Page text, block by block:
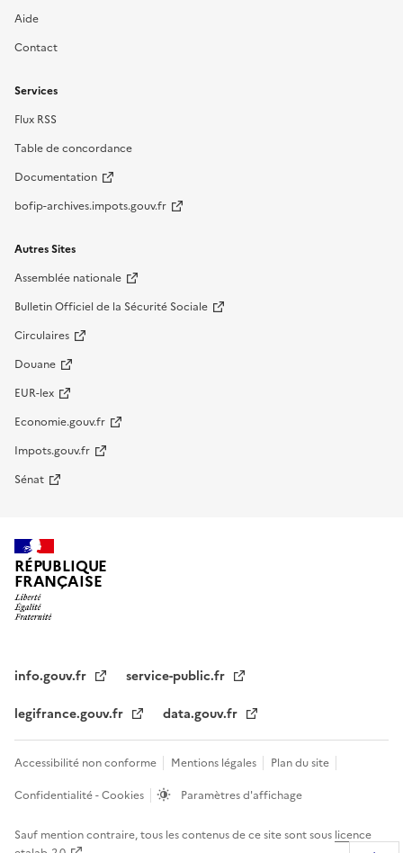
Aide
Contact
Services
Flux RSS
Table de concordance
Documentation
bofip-archives.impots.gouv.fr
Autres Sites
Assemblée nationale
Bulletin Officiel de la Sécurité Sociale
Circulaires
Douane
EUR-lex
Economie.gouv.fr
Impots.gouv.fr
Sénat
RÉPUBLIQUE
FRANÇAISE
info.gouv.fr
service-public.fr
legifrance.gouv.fr
data.gouv.fr
Accessibilité non conforme Mentions légales
Plan du site
Confidentialité - Cookies
Paramètres d'affichage
Sauf mention contraire, tous les contenus de ce site sont sous licence